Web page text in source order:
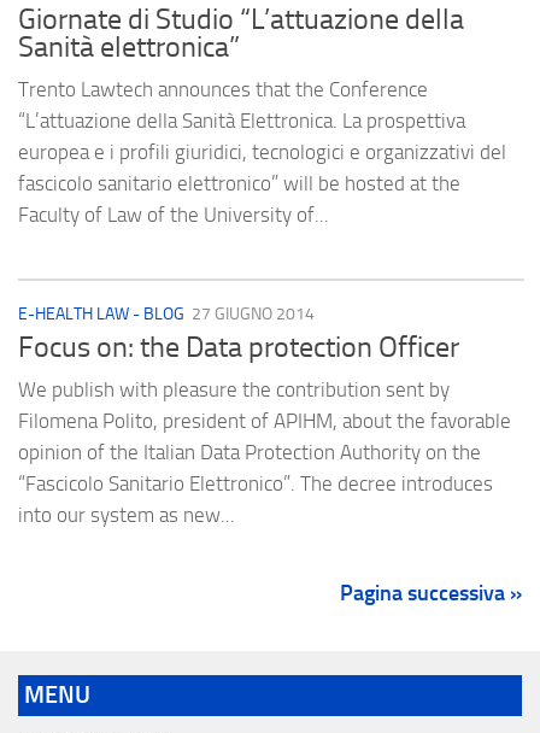
Giornate di Studio “L’attuazione della
Sanità elettronica”
Trento Lawtech announces that the Conference
“L’attuazione della Sanità Elettronica. La prospettiva
europea e i profili giuridici, tecnologici e organizzativi del
fascicolo sanitario elettronico” will be hosted at the
Faculty of Law of the University of...
E-HEALTH LAW - BLOG 27 GIUGNO 2014
Focus on: the Data protection Officer
We publish with pleasure the contribution sent by
Filomena Polito, president of APIHM, about the favorable
opinion of the Italian Data Protection Authority on the
“Fascicolo Sanitario Elettronico”. The decree introduces
into our system as new...
Pagina successiva »
MENU